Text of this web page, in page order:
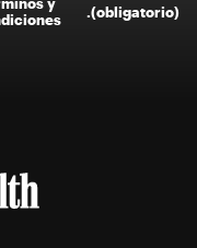
(obligatorio)